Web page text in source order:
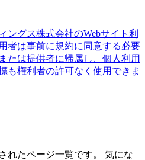
ングス株式会社のWebサイト利
者は事前に規約に同意する必要
たは提供者に帰属し、個人利用
も権利者の許可なく使用できま
れたページ一覧です。
気にな